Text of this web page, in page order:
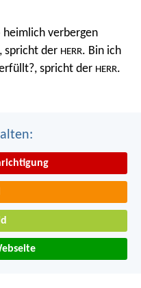
heimlich verbergen
spricht der HERR. Bin ich
spricht der HERR.